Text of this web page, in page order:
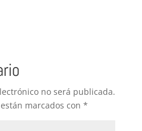
tir
no será publicada.
marcados con *